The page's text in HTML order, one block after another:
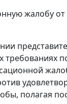
жалобу от
требованиях
полагая